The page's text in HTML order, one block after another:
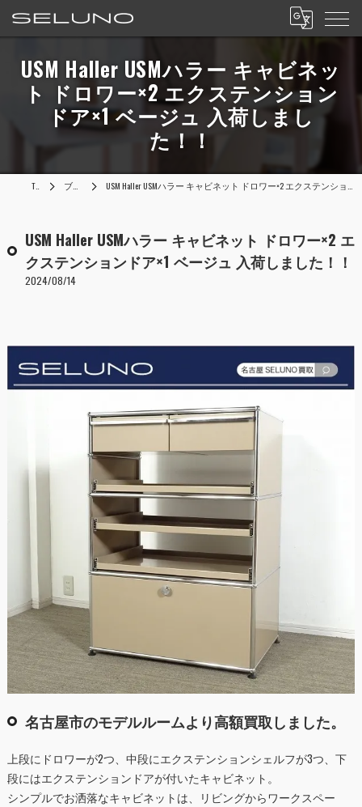
USM Haller USMハラー キャビネッ
ト ドロワー×2 エクステンション
ドア×1 ベージュ 入荷しまし
た！！
TOP ブログ USM Haller USMハラー キャビネット ドロワー×2 エクステンションドア×1 ベージュ 入荷しました！！
USM Haller USMハラー キャビネット ドロワー×2 エ
クステンションドア×1 ベージュ 入荷しました！！
2024/08/14
名古屋市のモデルルームより高額買取しました。
上段にドロワーが2つ、中段にエクステンションシェルフが3つ、下
段にはエクステンションドアが付いたキャビネット。
シンプルでお洒落なキャビネットは、リビングからワークスペー